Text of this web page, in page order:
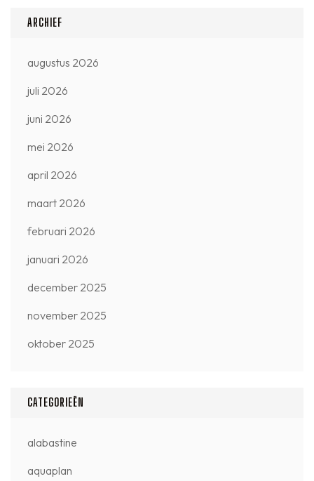
ARCHIEF
augustus 2026
juli 2026
juni 2026
mei 2026
april 2026
maart 2026
februari 2026
januari 2026
december 2025
november 2025
oktober 2025
CATEGORIEËN
alabastine
aquaplan